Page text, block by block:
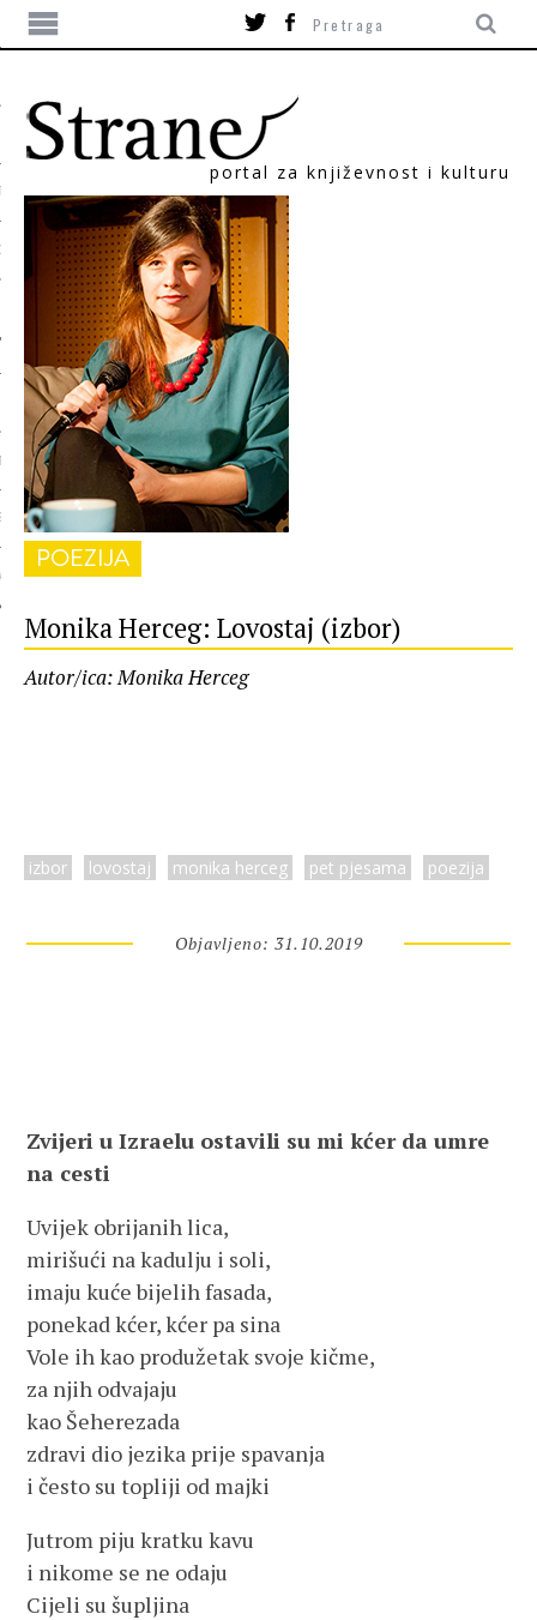
portal za književnost i kulturu
POEZIJA
Monika Herceg: Lovostaj (izbor)
Autor/ica: Monika Herceg
izbor lovostaj monika herceg pet pjesama poezija
Objavljeno: 31.10.2019
Zvijeri u Izraelu ostavili su mi kćer da umre
na cesti
Uvijek obrijanih lica,
mirišući na kadulju i soli,
imaju kuće bijelih fasada,
ponekad kćer, kćer pa sina
Vole ih kao produžetak svoje kičme,
za njih odvajaju
kao Šeherezada
zdravi dio jezika prije spavanja
i često su topliji od majki
Jutrom piju kratku kavu
i nikome se ne odaju
Cijeli su šupljina